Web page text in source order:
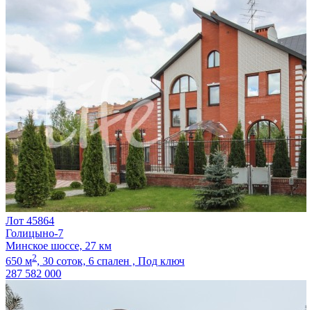
Лот 45864
Голицыно-7
Минское шоссе, 27 км
650 м2, 30 соток, 6 спален , Под ключ
287 582 000